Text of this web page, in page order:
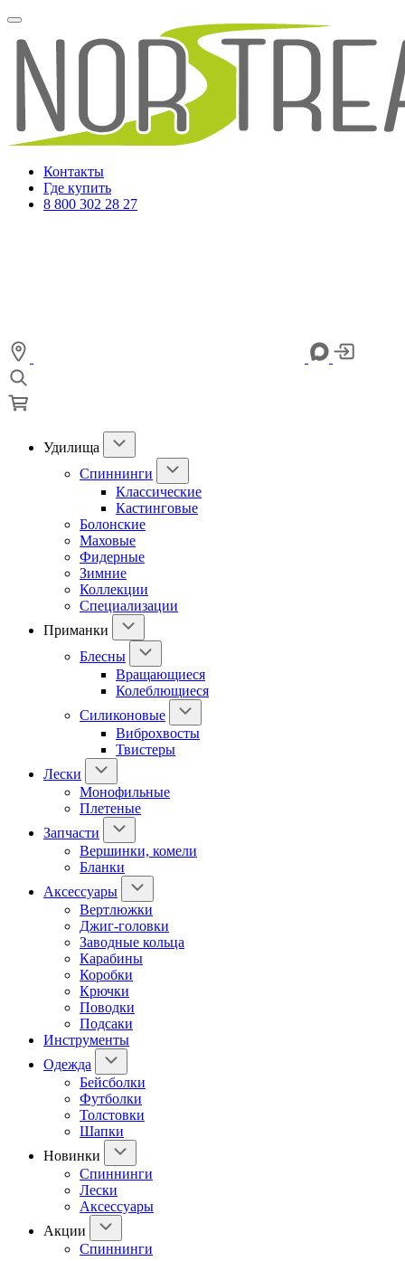
Контакты
Где купить
8 800 302 28 27
Удилища
Спиннинги
Классические
Кастинговые
Болонские
Маховые
Фидерные
Зимние
Коллекции
Специализации
Приманки
Блесны
Вращающиеся
Колеблющиеся
Силиконовые
Виброхвосты
Твистеры
Лески
Монофильные
Плетеные
Запчасти
Вершинки, комели
Бланки
Аксессуары
Вертлюжки
Джиг-головки
Заводные кольца
Карабины
Коробки
Крючки
Поводки
Подсаки
Инструменты
Одежда
Бейсболки
Футболки
Толстовки
Шапки
Новинки
Спиннинги
Лески
Аксессуары
Акции
Спиннинги